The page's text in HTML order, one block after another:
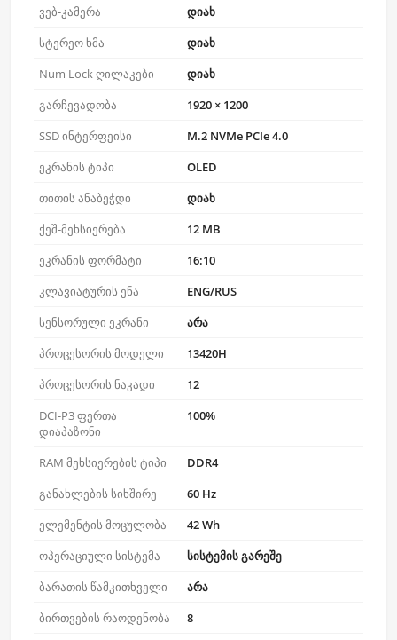
ვებ-კამერა
დიახ
სტერეო ხმა
დიახ
Num Lock ღილაკები
დიახ
გარჩევადობა
1920 × 1200
SSD ინტერფეისი
M.2 NVMe PCIe 4.0
ეკრანის ტიპი
OLED
თითის ანაბეჭდი
დიახ
ქეშ-მეხსიერება
12 MB
ეკრანის ფორმატი
16:10
კლავიატურის ენა
ENG/RUS
სენსორული ეკრანი
არა
პროცესორის მოდელი
13420H
პროცესორის ნაკადი
12
DCI-P3 ფერთა
დიაპაზონი
100%
RAM მეხსიერების ტიპი
DDR4
განახლების სიხშირე
60 Hz
ელემენტის მოცულობა
42 Wh
ოპერაციული სისტემა
სისტემის გარეშე
ბარათის წამკითხველი
არა
ბირთვების რაოდენობა
8